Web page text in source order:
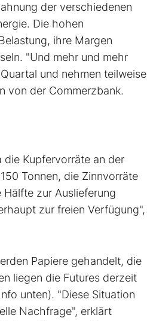
der verschiedenen
Die hohen
ihre Margen
"Und mehr und mehr
und nehmen teilweise
von der Commerzbank.
die Kupfervorräte an der
Tonnen, die Zinnvorräte
Hälfte zur Auslieferung
zur freien Verfügung",
Papiere gehandelt, die
liegen die Futures derzeit
unten). "Diese Situation
Nachfrage", erklärt